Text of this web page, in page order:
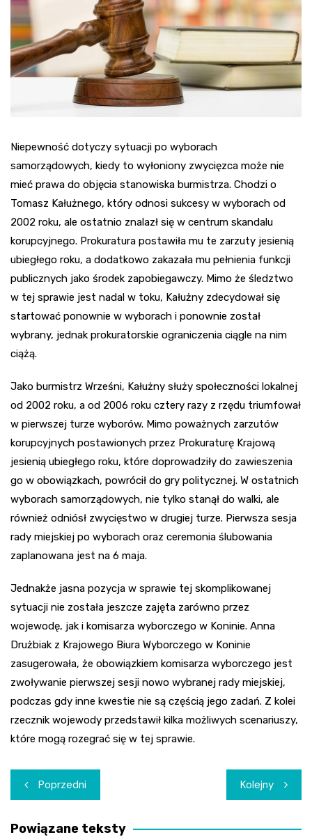
Niepewność dotyczy sytuacji po wyborach
samorządowych, kiedy to wyłoniony zwycięzca może nie
mieć prawa do objęcia stanowiska burmistrza. Chodzi o
Tomasz Kałużnego, który odnosi sukcesy w wyborach od
2002 roku, ale ostatnio znalazł się w centrum skandalu
korupcyjnego. Prokuratura postawiła mu te zarzuty jesienią
ubiegłego roku, a dodatkowo zakazała mu pełnienia funkcji
publicznych jako środek zapobiegawczy. Mimo że śledztwo
w tej sprawie jest nadal w toku, Kałużny zdecydował się
startować ponownie w wyborach i ponownie został
wybrany, jednak prokuratorskie ograniczenia ciągle na nim
ciążą.
Jako burmistrz Wrześni, Kałużny służy społeczności lokalnej
od 2002 roku, a od 2006 roku cztery razy z rzędu triumfował
w pierwszej turze wyborów. Mimo poważnych zarzutów
korupcyjnych postawionych przez Prokuraturę Krajową
jesienią ubiegłego roku, które doprowadziły do zawieszenia
go w obowiązkach, powrócił do gry politycznej. W ostatnich
wyborach samorządowych, nie tylko stanął do walki, ale
również odniósł zwycięstwo w drugiej turze. Pierwsza sesja
rady miejskiej po wyborach oraz ceremonia ślubowania
zaplanowana jest na 6 maja.
Jednakże jasna pozycja w sprawie tej skomplikowanej
sytuacji nie została jeszcze zajęta zarówno przez
wojewodę, jak i komisarza wyborczego w Koninie. Anna
Drużbiak z Krajowego Biura Wyborczego w Koninie
zasugerowała, że obowiązkiem komisarza wyborczego jest
zwoływanie pierwszej sesji nowo wybranej rady miejskiej,
podczas gdy inne kwestie nie są częścią jego zadań. Z kolei
rzecznik wojewody przedstawił kilka możliwych scenariuszy,
które mogą rozegrać się w tej sprawie.
Nawigacja
wpisu
Poprzedni Kolejny
Powiązane teksty